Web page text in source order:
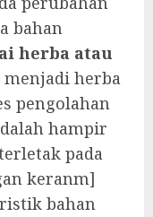
bahan
herba atau
herba
pengolahan
hampir
pada
keranm]
bahan